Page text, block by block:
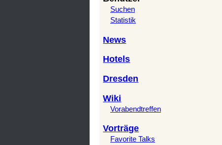
Suchen
Statistik
News
Hotels
Dresden
Wiki
Vorabendtreffen
Vorträge
Favorite Talks